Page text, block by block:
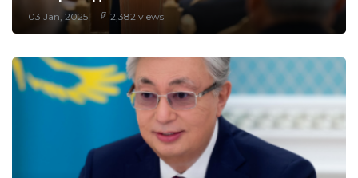
03 Jan, 2025 2,382 views